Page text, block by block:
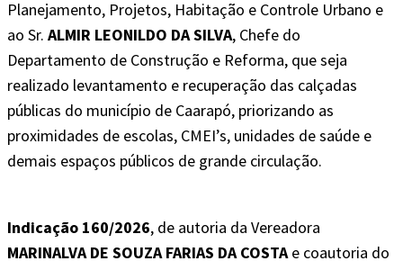
Planejamento, Projetos, Habitação e Controle Urbano e
ao Sr. ALMIR LEONILDO DA SILVA, Chefe do
Departamento de Construção e Reforma, que seja
realizado levantamento e recuperação das calçadas
públicas do município de Caarapó, priorizando as
proximidades de escolas, CMEI’s, unidades de saúde e
demais espaços públicos de grande circulação.
Indicação 160/2026, de autoria da Vereadora
MARINALVA DE SOUZA FARIAS DA COSTAe coautoria do